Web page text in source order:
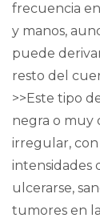
frecuencia
y manos,
puede
resto del
>>Este tipo
negra o muy
irregular,
intensidades
ulcerarse,
tumores en